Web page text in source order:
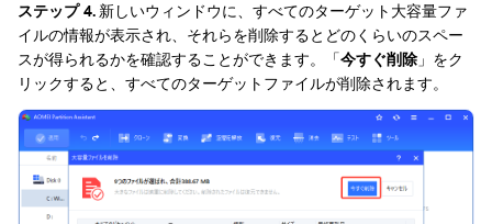
ステップ 4. 新しいウィンドウに、すべてのターゲット大容量ファ
イルの情報が表示され、それらを削除するとどのくらいのスペー
スが得られるかを確認することができます。「今すぐ削除 」をク
リックすると、すべてのターゲットファイルが削除されます。